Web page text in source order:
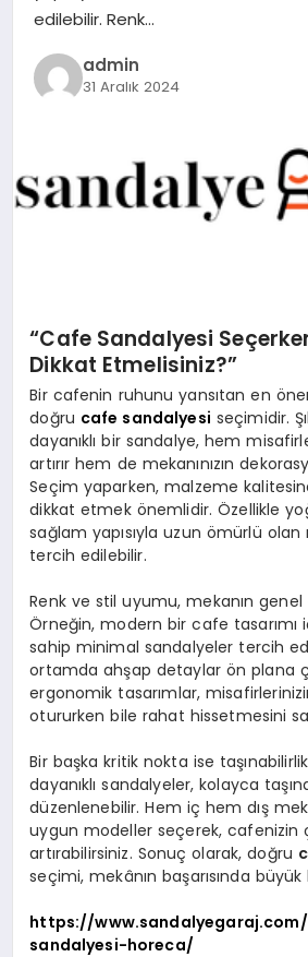
edilebilir. Renk…
admin
31 Aralık 2024
“Cafe Sandalyesi
Dikkat Etmelisiniz?”
Bir cafenin ruhunu yansıtan en
doğru cafe sandalyesi seçimidir.
dayanıklı bir sandalye, hem
artırır hem de mekanınızın
Seçim yaparken, malzeme
dikkat etmek önemlidir. Özellikle
sağlam yapısıyla uzun ömürlü
tercih edilebilir.
Renk ve stil uyumu, mekanın
Örneğin, modern bir cafe tasarımı
sahip minimal sandalyeler tercih
ortamda ahşap detaylar ön plana
ergonomik tasarımlar,
otururken bile rahat hissetmesini
Bir başka kritik nokta ise
dayanıklı sandalyeler, kolayca
düzenlenebilir. Hem iç hem dış
uygun modeller seçerek, cafenizin
artırabilirsiniz. Sonuç olarak, doğru
seçimi, mekânın başarısında
https://
sandalyesi-horeca/